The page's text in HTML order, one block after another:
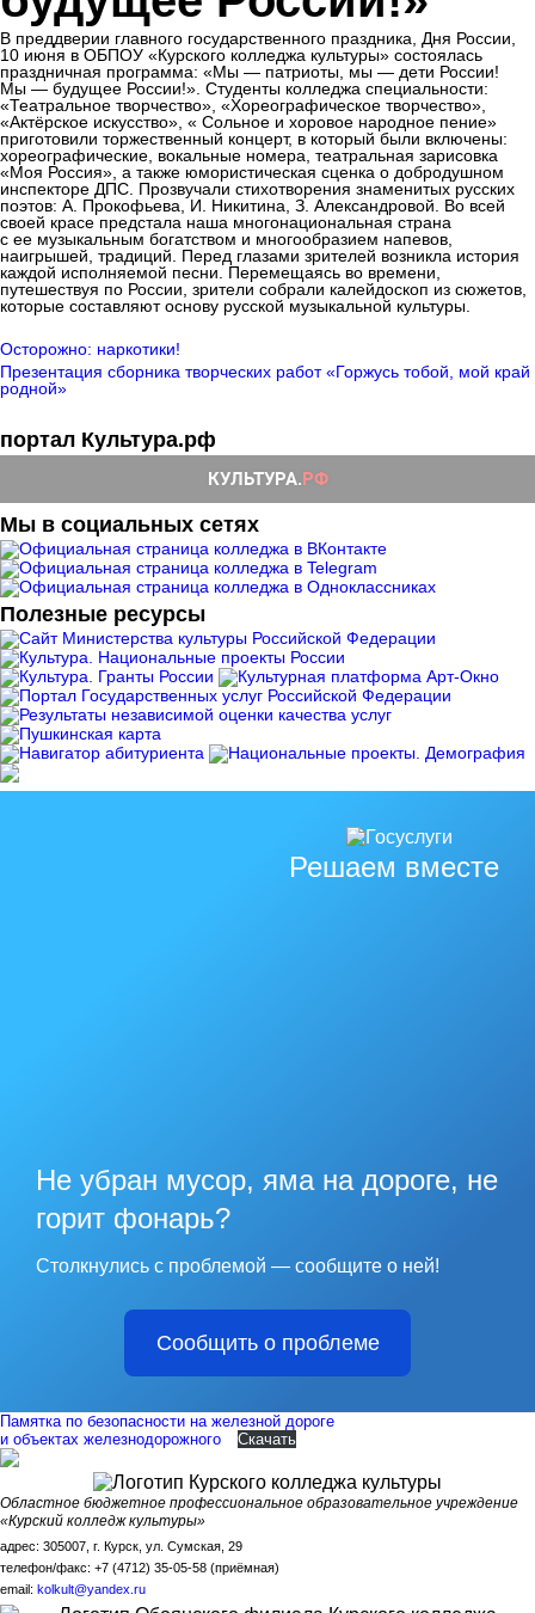
В преддверии главного государственного праздника, Дня России,
10 июня в ОБПОУ «Курского колледжа культуры» состоялась
праздничная программа: «Мы — патриоты, мы — дети России!
Мы — будущее России!». Студенты колледжа специальности:
«Театральное творчество», «Хореографическое творчество»,
«Актёрское искусство», « Сольное и хоровое народное пение»
приготовили торжественный концерт, в который были включены:
хореографические, вокальные номера, театральная зарисовка
«Моя Россия», а также юмористическая сценка о добродушном
инспекторе ДПС. Прозвучали стихотворения знаменитых русских
поэтов: А. Прокофьева, И. Никитина, З. Александровой. Во всей
своей красе предстала наша многонациональная страна
с ее музыкальным богатством и многообразием напевов,
наигрышей, традиций. Перед глазами зрителей возникла история
каждой исполняемой песни. Перемещаясь во времени,
путешествуя по России, зрители собрали калейдоскоп из сюжетов,
которые составляют основу русской музыкальной культуры.
Осторожно: наркотики!
Презентация сборника творческих работ «Горжусь тобой, мой край
родной»
портал Культура.рф
Мы в социальных сетях
Полезные ресурсы
Решаем вместе
Не убран мусор, яма на дороге, не
горит фонарь?
Столкнулись с проблемой — сообщите о ней!
Сообщить о проблеме
Памятка по безопасности на железной дороге
и объектах железнодорожного
Скачать
Областное бюджетное профессиональное образовательное учреждение
«Курский колледж культуры»
адрес: 305007, г. Курск, ул. Сумская, 29
телефон/факс: +7 (4712) 35-05-58 (приёмная)
email: kolkult@yandex.ru